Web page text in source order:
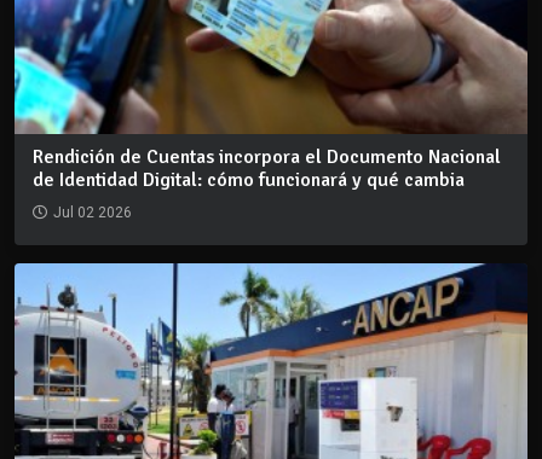
Rendición de Cuentas incorpora el Documento Nacional
de Identidad Digital: cómo funcionará y qué cambia
Jul 02 2026